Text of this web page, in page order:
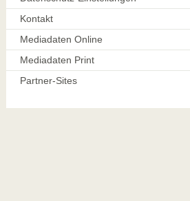
Kontakt
Mediadaten Online
Mediadaten Print
Partner-Sites